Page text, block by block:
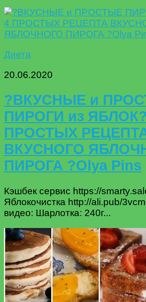
Диета
20.06.2020
?ВКУСНЫЕ и
ПИРОГИ из
ПРОСТЫХ
ВКУСНОГО
ПИРОГА ?Olya Pins
Кэшбек сервис https://
Яблокочистка http://ali.pub/
видео: Шарлотка: 240г...